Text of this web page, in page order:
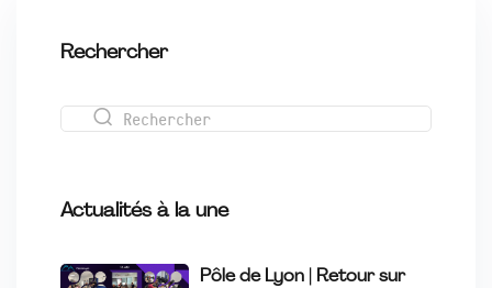
Rechercher
Actualités à la une
Pôle de Lyon | Retour sur